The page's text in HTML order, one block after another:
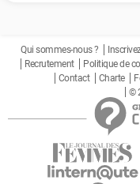
Qui sommes-nous ?
Recrutement
Politique de
Contact
Charte
©